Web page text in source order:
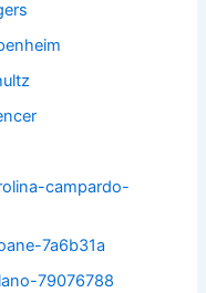
campardo-
7a6b31a
79076788